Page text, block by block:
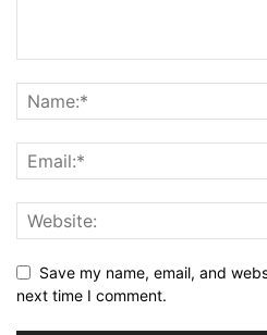
Save my name, email, and
next time I comment.